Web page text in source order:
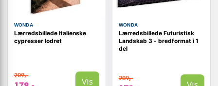
WONDA
Lærredsbillede Italienske
cypresser lodret
209,-
Vis
WONDA
Lærredsbillede Futuristisk
Landskab 3 - bredformat i 1
del
209,-